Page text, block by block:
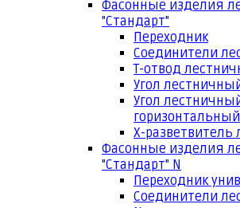
Фасонные изделия
"Стандарт"
Переходник
Соединители
Т-отвод
Угол
Угол
горизонтальный
Х-
Фасонные изделия
"Стандарт" N
Переходник
Соединители